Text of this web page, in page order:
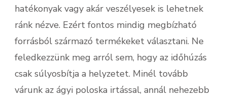
hatékonyak vagy akár veszélyesek is lehetnek
ránk nézve. Ezért fontos mindig megbízható
forrásból származó termékeket választani. Ne
feledkezzünk meg arról sem, hogy az időhúzás
csak súlyosbítja a helyzetet. Minél tovább
várunk az ágyi poloska irtással, annál nehezebb